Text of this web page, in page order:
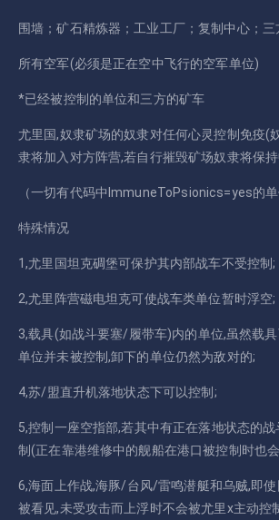
围墙；矿石精炼器；工业工厂；复制中心；三
所有空军(必须是正在空中飞行的空军单位)
*已经被控制的单位和三方的矿车
尤里国,奴隶矿场的奴隶对任何心灵控制免疫(
隶将加入对方阵营,若自行摧毁矿场奴隶将保
（一切有代码中ImmuneToPsionics=yes的单
特殊情况
1,尤里国坦克碉堡可保护其内部战车不受控制;
2,尤里阵营磁电坦克可使战车类单位暂时浮空;
3,载具(如战斗要塞/履带车)内的单位,虽然载
单位并未被控制,卸下的单位仍然为敌对的;
4,苏/盟直升机落地状态下可以控制;
5,控制一座空指部,若其中有正在落地状态的
制(正在靠港维修中的舰船在港口被控制时也
6,海面上作战,海豚/台风/雷鸣潜艇和乌贼,即
被看见,未受攻击而上浮时不会被尤里x主动控